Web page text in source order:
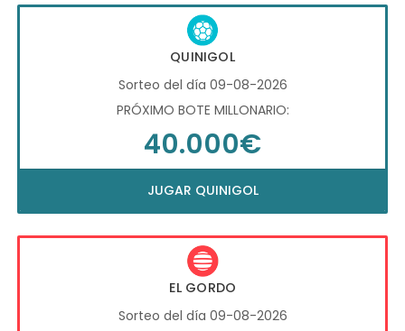
QUINIGOL
Sorteo del día 09-08-2026
PRÓXIMO BOTE MILLONARIO:
40.000€
JUGAR QUINIGOL
EL GORDO
Sorteo del día 09-08-2026